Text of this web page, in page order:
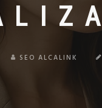
SEO ALCALINK